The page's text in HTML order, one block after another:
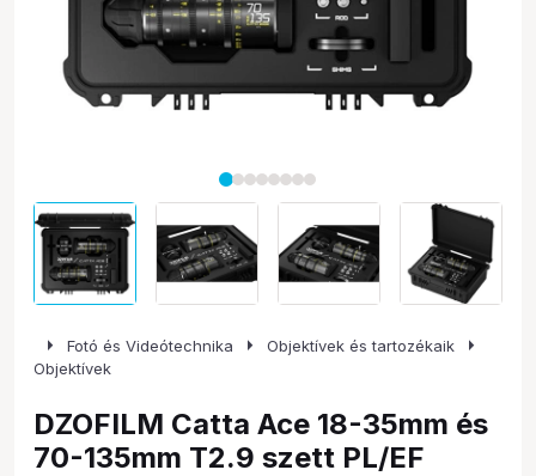
arrow_right Fotó és Videótechnika arrow_right Objektívek és tartozékaik arrow_right
Objektívek
DZOFILM Catta Ace 18-35mm és
70-135mm T2.9 szett PL/EF